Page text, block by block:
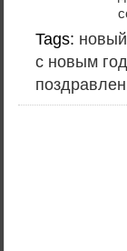
Tags:
с новым